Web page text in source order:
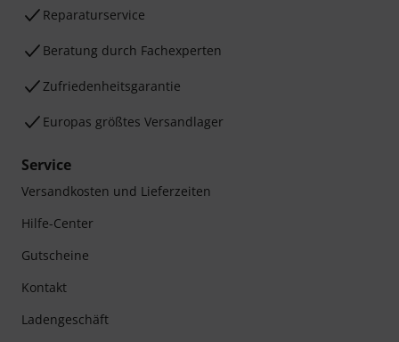
Reparaturservice
Beratung durch Fachexperten
Zufriedenheitsgarantie
Europas größtes Versandlager
Service
Versandkosten und Lieferzeiten
Hilfe-Center
Gutscheine
Kontakt
Ladengeschäft